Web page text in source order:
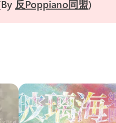
By 反Poppiano同盟